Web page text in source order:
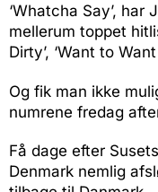
‘Whatcha Say’,
mellerum toppet
Dirty’, ‘Want to Want
Og fik man ikke
numrene fredag
Få dage efter
Denmark nemlig